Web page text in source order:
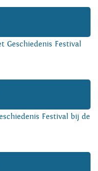
Geschiedenis Festival
Festival bij de